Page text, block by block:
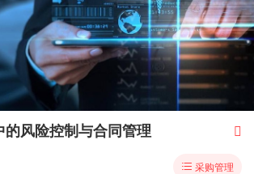
的风险控制与合同管理 
 采购管理